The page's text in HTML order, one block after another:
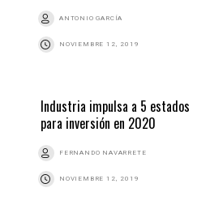
ANTONIO GARCÍA
NOVIEMBRE 12, 2019
Industria impulsa a 5 estados
para inversión en 2020
FERNANDO NAVARRETE
NOVIEMBRE 12, 2019